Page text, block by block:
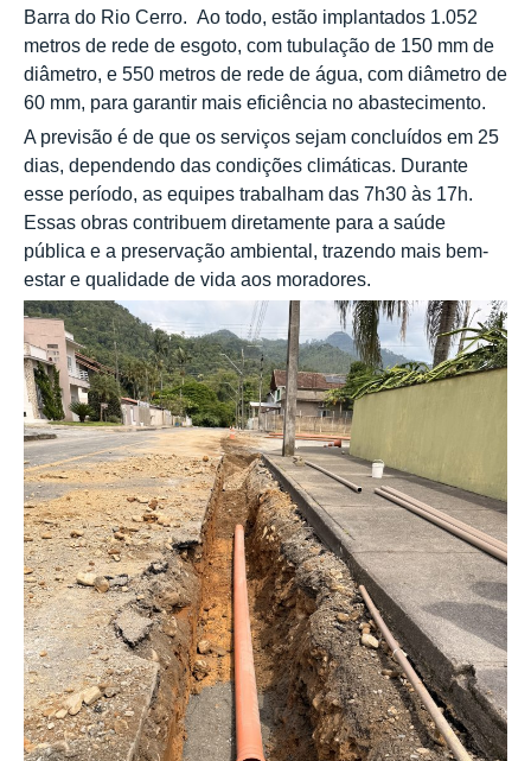
Barra do Rio Cerro. Ao todo, estão implantados 1.052
metros de rede de esgoto, com tubulação de 150 mm de
diâmetro, e 550 metros de rede de água, com diâmetro de
60 mm, para garantir mais eficiência no abastecimento.
A previsão é de que os serviços sejam concluídos em 25
dias, dependendo das condições climáticas. Durante
esse período, as equipes trabalham das 7h30 às 17h.
Essas obras contribuem diretamente para a saúde
pública e a preservação ambiental, trazendo mais bem-
estar e qualidade de vida aos moradores.